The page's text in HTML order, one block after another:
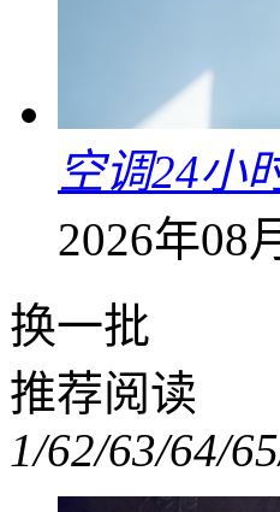
空调24小
2026年08
换一批
推荐阅读
1/62/63/64/6